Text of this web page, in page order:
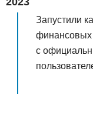
Запустили
финансовых
с